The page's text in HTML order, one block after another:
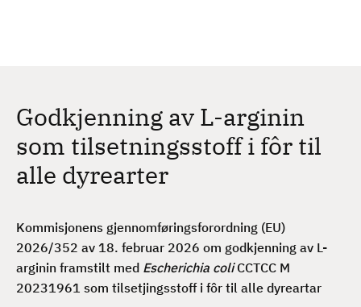
Godkjenning av L-arginin
som tilsetningsstoff i fôr til
alle dyrearter
Kommisjonens gjennomføringsforordning (EU)
2026/352 av 18. februar 2026 om godkjenning av L-
arginin framstilt med Escherichia coliCCTCC M
20231961 som tilsetjingsstoff i fôr til alle dyreartar